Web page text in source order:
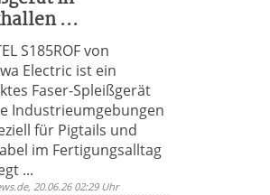
...
S185ROF von
Electric ist ein
Faser-Spleißgerät
Industrieumgebungen
für Pigtails und
im Fertigungsalltag
...
20.06.26 02:29 Uhr